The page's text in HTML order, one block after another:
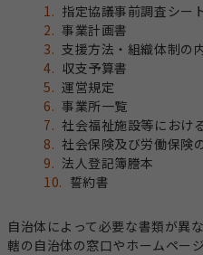
指定協議事前調査シー
事業計画書
支援方法・組織体制の
収支予算書
運営規定
事業所一覧
社会福祉施設等におけ
社会保険及び労働保険
法人登記簿謄本
誓約書
自治体によって必要な書類が異
轄の自治体の窓口やホームペー